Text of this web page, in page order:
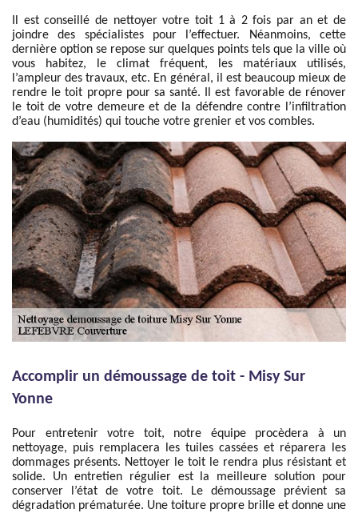
Il est conseillé de nettoyer votre toit 1 à 2 fois par an et de
joindre des spécialistes pour l’effectuer. Néanmoins, cette
dernière option se repose sur quelques points tels que la ville où
vous habitez, le climat fréquent, les matériaux utilisés,
l’ampleur des travaux, etc. En général, il est beaucoup mieux de
rendre le toit propre pour sa santé. Il est favorable de rénover
le toit de votre demeure et de la défendre contre l’infiltration
d’eau (humidités) qui touche votre grenier et vos combles.
Accomplir un démoussage de toit - Misy Sur
Yonne
Pour entretenir votre toit, notre équipe procèdera à un
nettoyage, puis remplacera les tuiles cassées et réparera les
dommages présents. Nettoyer le toit le rendra plus résistant et
solide. Un entretien régulier est la meilleure solution pour
conserver l’état de votre toit. Le démoussage prévient sa
dégradation prématurée. Une toiture propre brille et donne une